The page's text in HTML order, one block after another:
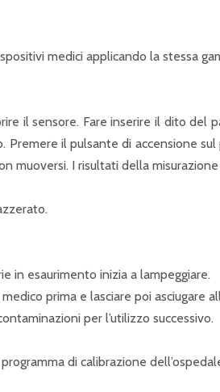
medici applicando la stessa
il sensore. Fare inserire il dito del
Premere il pulsante di accensione
muoversi. I risultati della
in esaurimento inizia a lampeggiare.
prima e lasciare poi asciugare
per l’utilizzo successivo.
di calibrazione